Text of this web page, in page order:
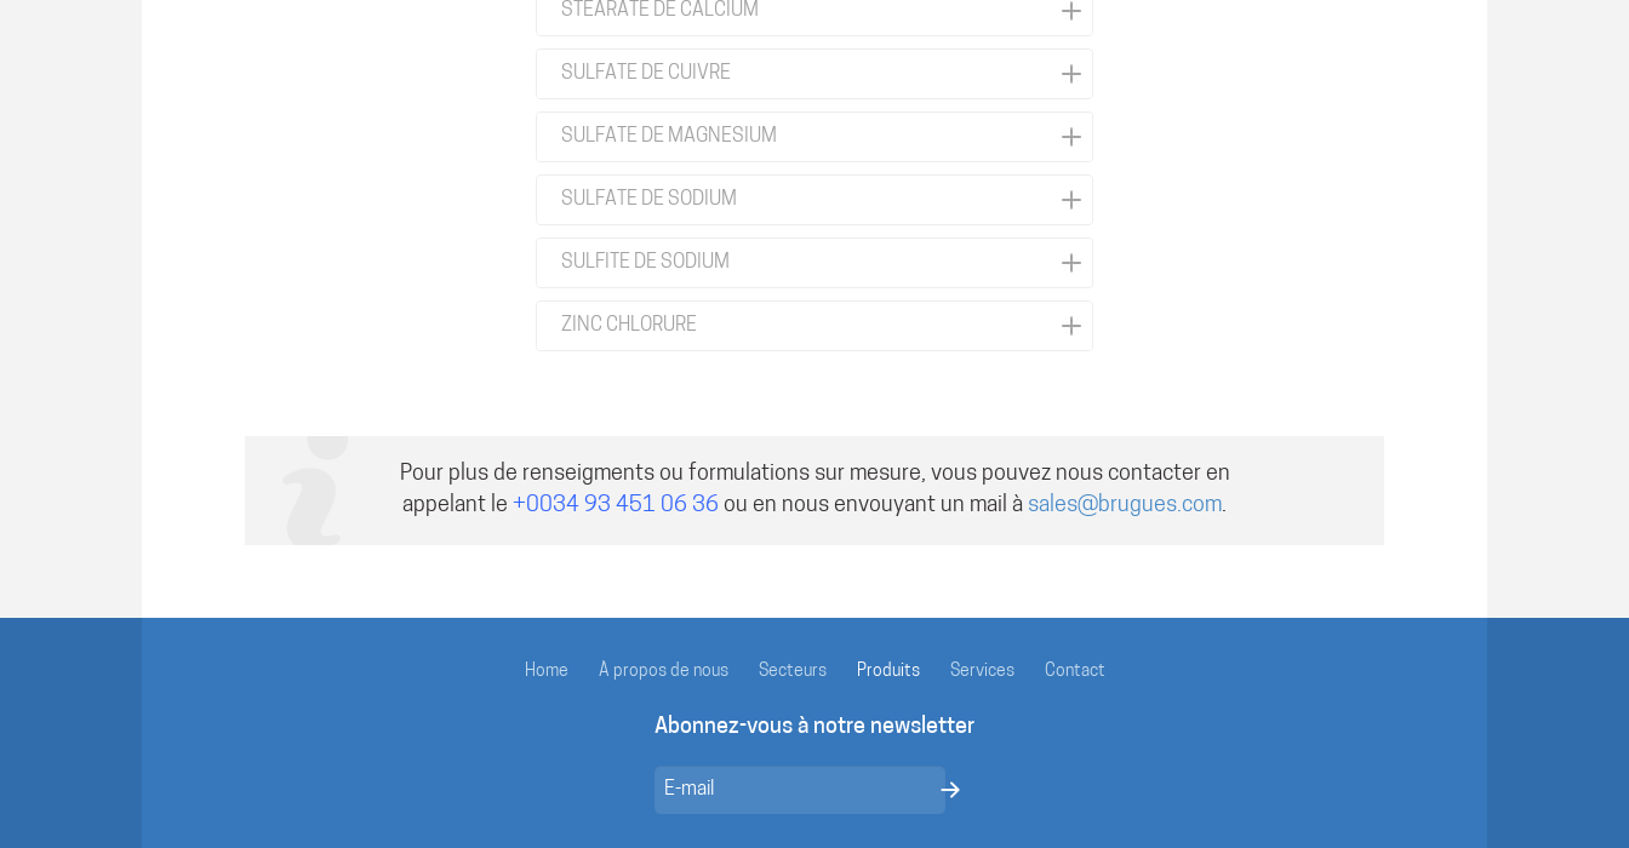
STÉARATE DE CALCIUM
SULFATE DE CUIVRE
SULFATE DE MAGNESIUM
SULFATE DE SODIUM
SULFITE DE SODIUM
ZINC CHLORURE
Pour plus de renseigments ou formulations sur mesure, vous pouvez nous contacter en
appelant le +0034 93 451 06 36 ou en nous envouyant un mail à sales@brugues.com.
Home À propos de nous Secteurs Produits Services Contact
Abonnez-vous à notre newsletter